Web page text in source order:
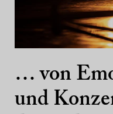
… von
und